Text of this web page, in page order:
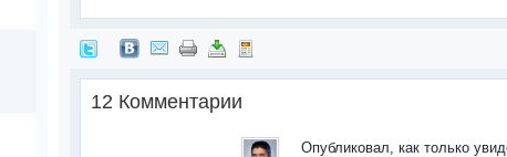
12 Комментарии
Опубликовал, как только